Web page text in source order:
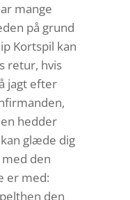
mange
på grund
Kortspil kan
retur, hvis
jagt efter
hedder
glæde dig
den
er med:
den